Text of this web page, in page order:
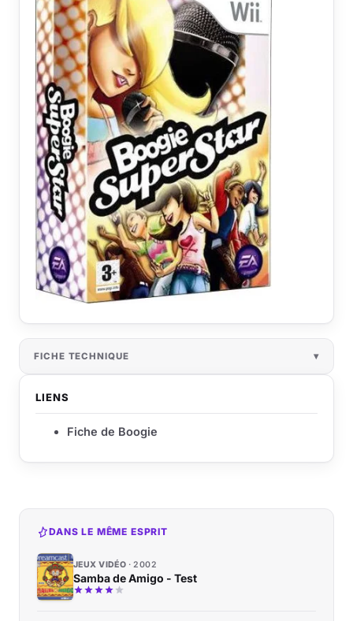
FICHE TECHNIQUE
LIENS
Fiche de Boogie
DANS LE MÊME ESPRIT
JEUX VIDÉO 2002
Samba de Amigo - Test